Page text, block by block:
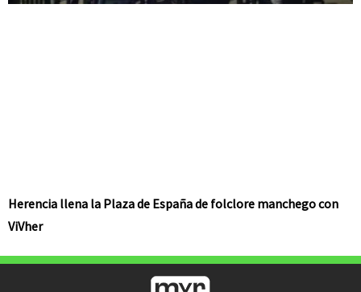
Herencia llena la Plaza de España de folclore manchego con
ViVher